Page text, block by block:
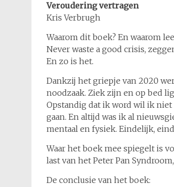
Veroudering vertragen
Kris Verbrugh
Waarom dit boek? En waarom
Never waste a good crisis,
En zo is het.
Dankzij het griepje van 2020
noodzaak. Ziek zijn en op bed
Opstandig dat ik word wil ik
gaan. En altijd was ik al
mentaal en fysiek. Eindelijk,
Waar het boek mee spiegelt is
last van het Peter Pan
De conclusie van het boek: